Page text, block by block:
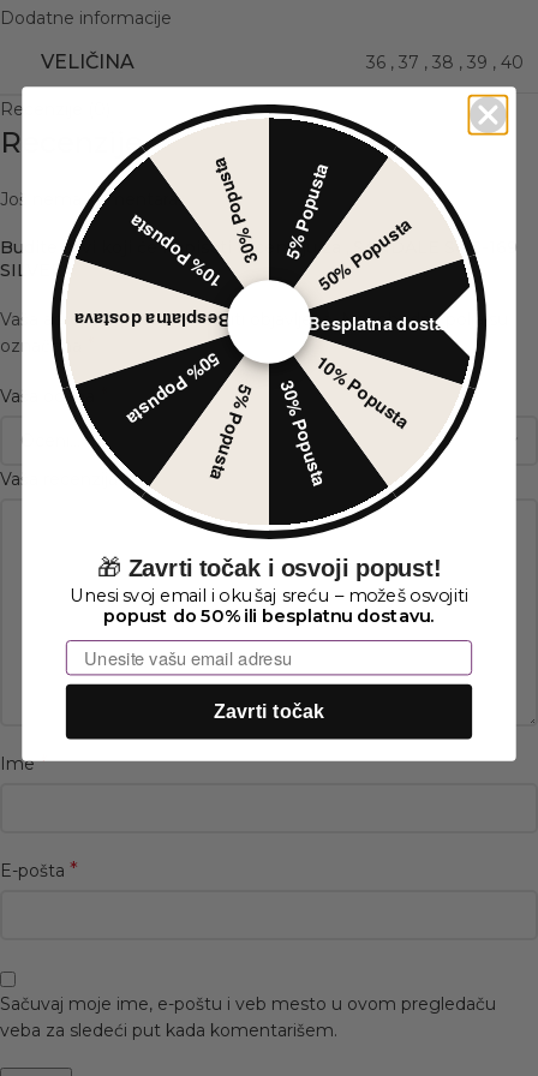
Dodatne informacije
VELIČINA 36 , 37 , 38 , 39 , 40
Recenzije (0)
Recenzije
Još nema komentara.
Budite prvi koji će napisati recenziju za „SANDALE SQC-169
SILVER“
Vaša adresa e-pošte neće biti objavljena. Neophodna polja su
označena
Vaša ocena
Vaša recenzija*
Ime*
E-pošta *
Sačuvaj moje ime, e-poštu i veb mesto u ovom pregledaču
veba za sledeći put kada komentarišem.
5% Popusta50% Popusta
Besplatna dostava
10% Popusta
30% Popusta
5% Popusta
50% Popusta
Besplatna dostava
10% Popusta30% Popusta
🎁 Zavrti točak i osvoji popust!
Unesi svoj email i okušaj sreću – možeš osvojiti
popust do 50% ili besplatnu dostavu.
Email
Zavrti točak